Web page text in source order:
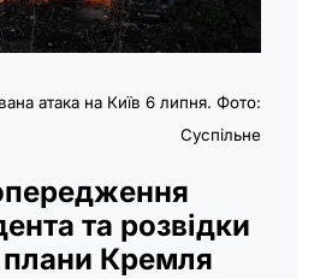
атака на Київ 6 липня. Фото:
Суспільне
та розвідки
Кремля